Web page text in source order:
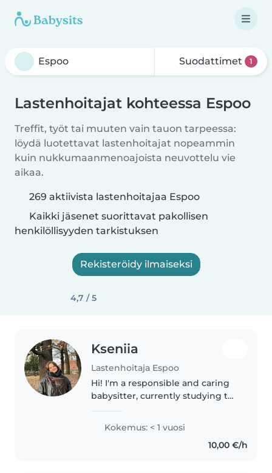
Suodattimet 1
Lastenhoitajat kohteessa Espoo
Treffit, työt tai muuten vain tauon tarpeessa:
löydä luotettavat lastenhoitajat nopeammin
kuin nukkumaanmenoajoista neuvottelu vie
aikaa.
269 aktiivista lastenhoitajaa Espoo
Kaikki jäsenet suorittavat pakollisen
henkilöllisyyden tarkistuksen
Rekisteröidy ilmaiseksi
4,7 / 5
Kseniia
Lastenhoitaja Espoo
Hi! I'm a responsible and caring
babysitter, currently studying to
experience with babies and
toddlers, had school practice in
Kokemus: < 1 vuosi
10,00 €/h